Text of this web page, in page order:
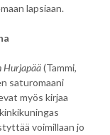
lapsiaan.
Hurjapää(Tammi,
saturomaani
myös kirjaa
voimillaan jo